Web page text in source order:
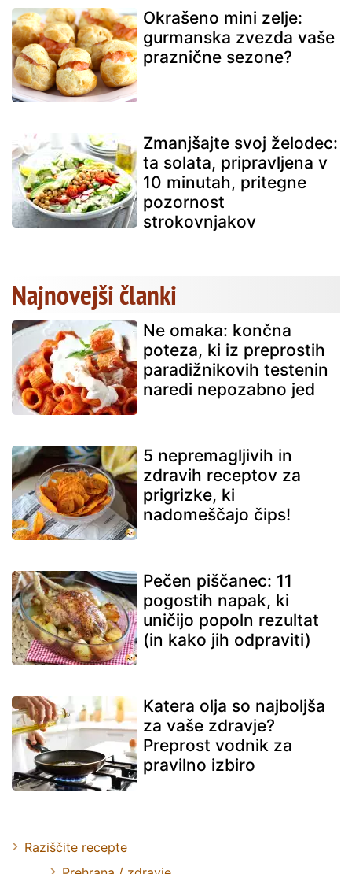
Okrašeno mini zelje:
gurmanska zvezda vaše
praznične sezone?
Zmanjšajte svoj želodec:
ta solata, pripravljena v
10 minutah, pritegne
pozornost
strokovnjakov
Najnovejši članki
Ne omaka: končna
poteza, ki iz preprostih
paradižnikovih testenin
naredi nepozabno jed
5 nepremagljivih in
zdravih receptov za
prigrizke, ki
nadomeščajo čips!
Pečen piščanec: 11
pogostih napak, ki
uničijo popoln rezultat
(in kako jih odpraviti)
Katera olja so najboljša
za vaše zdravje?
Preprost vodnik za
pravilno izbiro
Raziščite recepte